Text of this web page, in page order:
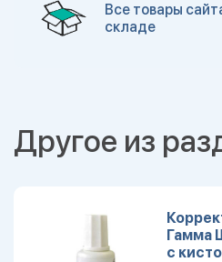
Все товары
складе
Другое из
Гамма
с